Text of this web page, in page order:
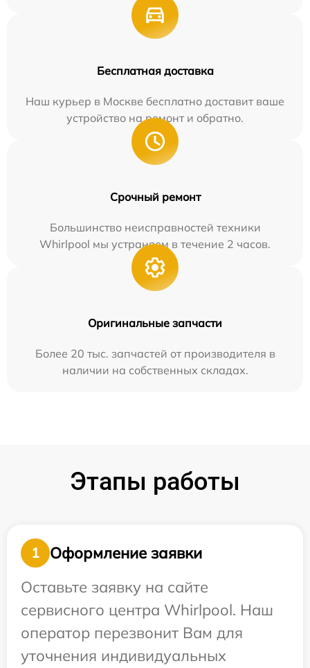
Бесплатная доставка
Наш курьер в Москве бесплатно доставит ваше
устройство на ремонт и обратно.
Срочный ремонт
Большинство неисправностей техники
Whirlpool мы устраняем в течение 2 часов.
Оригинальные запчасти
Более 20 тыс. запчастей от производителя в
наличии на собственных складах.
Этапы работы
1
Оформление заявки
Оставьте заявку на сайте
сервисного центра Whirlpool. Наш
оператор перезвонит Вам для
уточнения индивидуальных